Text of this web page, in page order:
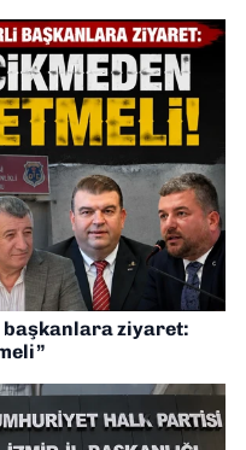
başkanlara ziyaret: